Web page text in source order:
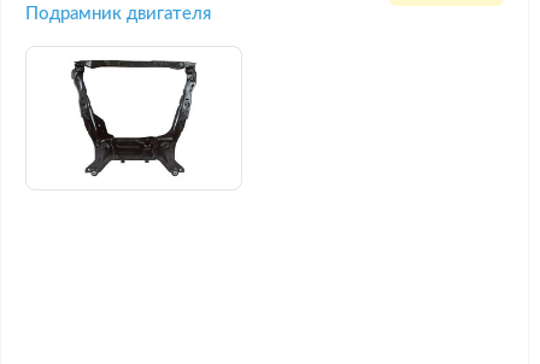
Подрамник двигателя